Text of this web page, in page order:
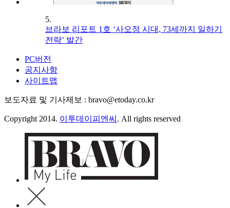
5.
브라보 리포트 1호 ‘사오정 시대, 73세까지 일하기
전략’ 발간
PC버전
공지사항
사이트맵
보도자료 및 기사제보 : bravo@etoday.co.kr
Copyright 2014. 이투데이피엔씨 . All rights reserved